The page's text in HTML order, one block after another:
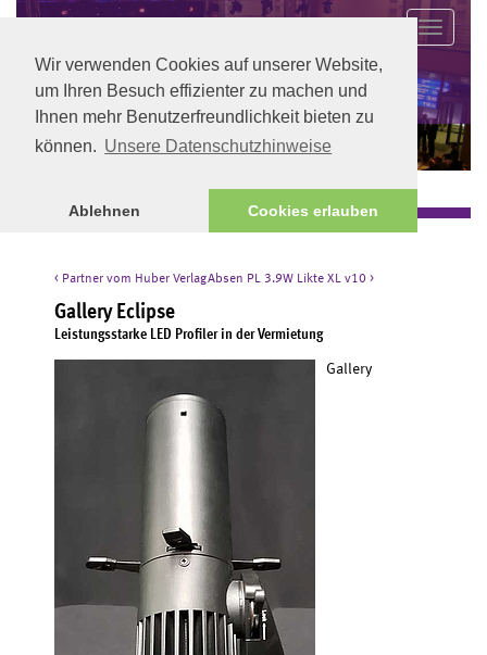
Wir verwenden Cookies auf unserer Website,
um Ihren Besuch effizienter zu machen und
Ihnen mehr Benutzerfreundlichkeit bieten zu
können. Unsere Datenschutzhinweise
Ablehnen Cookies erlauben
Absen PL 3.9W Likte XL v10 >
< Partner vom Huber Verlag
Gallery Eclipse
Leistungsstarke LED Profiler in der Vermietung
Gallery